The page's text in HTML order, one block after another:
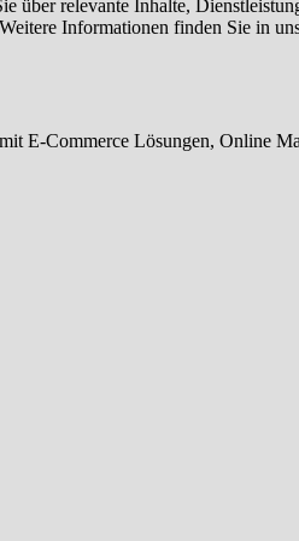
relevante Inhalte,
Informationen finden Sie in
E-Commerce Lösungen, Online